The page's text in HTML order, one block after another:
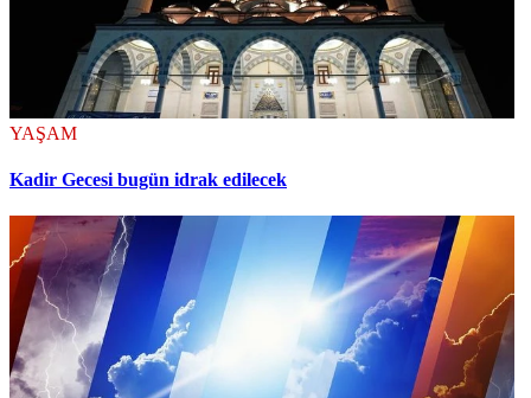
YAŞAM
Kadir Gecesi bugün idrak edilecek